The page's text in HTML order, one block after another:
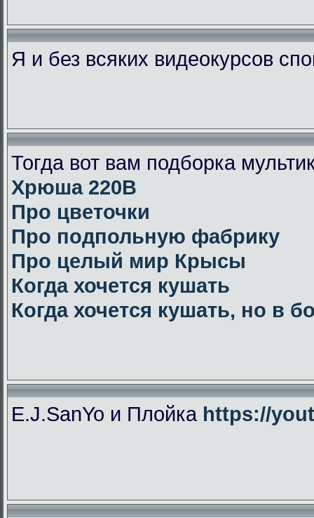
Я и без всяких видеокурсов
Тогда вот вам подборка
Хрюша 220В
Про цветочки
Про подпольную фабрику
Про целый мир Крысы
Когда хочется кушать
Когда хочется кушать, но в
E.J.SanYo и Плойка https://